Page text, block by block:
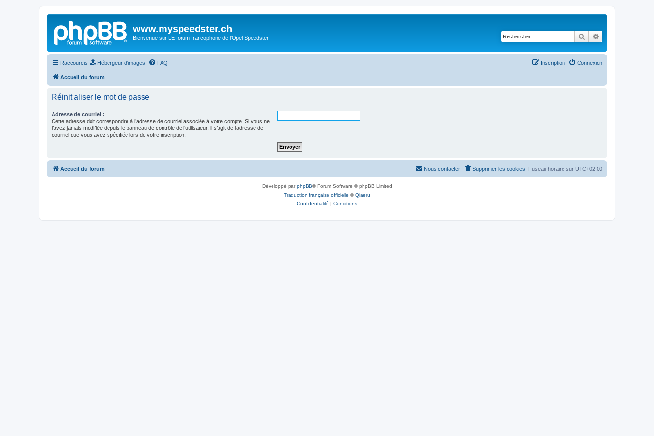
www.myspeedster.ch
Bienvenue sur LE forum francophone de l'Opel Speedster Rechercher
Raccourcis Hébergeur d'images FAQ Connexion
Inscription
Accueil du forum
Réinitialiser le mot de passe
Adresse de courriel :
Cette adresse doit correspondre à l’adresse de courriel associée à votre compte. Si vous ne
l’avez jamais modifiée depuis le panneau de contrôle de l’utilisateur, il s’agit de l’adresse de
courriel que vous avez spécifiée lors de votre inscription.
Accueil du forum Fuseau horaire sur UTC+02:00
Supprimer les cookies
Nous contacter
Développé parphpBB® Forum Software © phpBB Limited
Traduction française officielle ©Qiaeru
Confidentialité | Conditions